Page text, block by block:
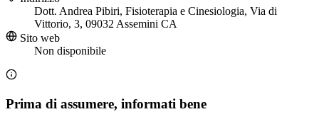
Dott. Andrea Pibiri, Fisioterapia e Cinesiologia, Via di
Vittorio, 3, 09032 Assemini CA
Sito web
Non disponibile
Prima di assumere, informati bene